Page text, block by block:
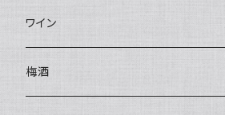
天青
久保田
720ml
天青
500ｍｌ
芋
ワイン
赤
梅酒